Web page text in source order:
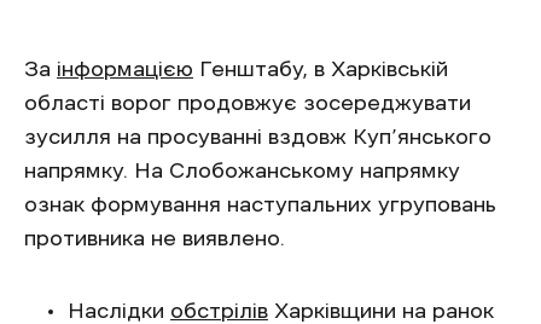
За інформацією Генштабу, в Харківській
області ворог продовжує зосереджувати
зусилля на просуванні вздовж Куп’янського
напрямку. На Слобожанському напрямку
ознак формування наступальних угруповань
противника не виявлено.
Наслідки обстрілів Харківщини на ранок